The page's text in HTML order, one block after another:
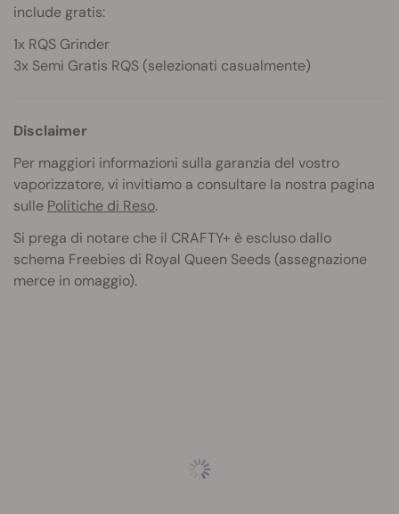
include gratis:
1x RQS Grinder
3x Semi Gratis RQS (selezionati casualmente)
Disclaimer
Per maggiori informazioni sulla garanzia del vostro
vaporizzatore, vi invitiamo a consultare la nostra pagina
sulle Politiche di Reso.
Si prega di notare che il CRAFTY+ è escluso dallo
schema Freebies di Royal Queen Seeds (assegnazione
merce in omaggio).